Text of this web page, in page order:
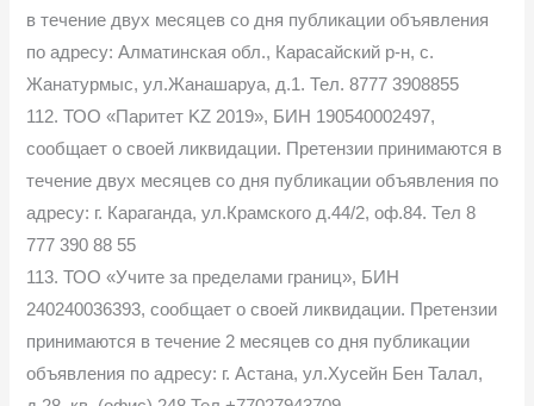
в течение двух месяцев со дня публикации объявления
по адресу: Алматинская обл., Карасайский р-н, с.
Жанатурмыс, ул.Жанашаруа, д.1. Тел. 8777 3908855
112. ТОО «Паритет KZ 2019», БИН 190540002497,
сообщает о своей ликвидации. Претензии принимаются в
течение двух месяцев со дня публикации объявления по
адресу: г. Караганда, ул.Крамского д.44/2, оф.84. Тел 8
777 390 88 55
113. ТОО «Учите за пределами границ», БИН
240240036393, сообщает о своей ликвидации. Претензии
принимаются в течение 2 месяцев со дня публикации
объявления по адресу: г. Астана, ул.Хусейн Бен Талал,